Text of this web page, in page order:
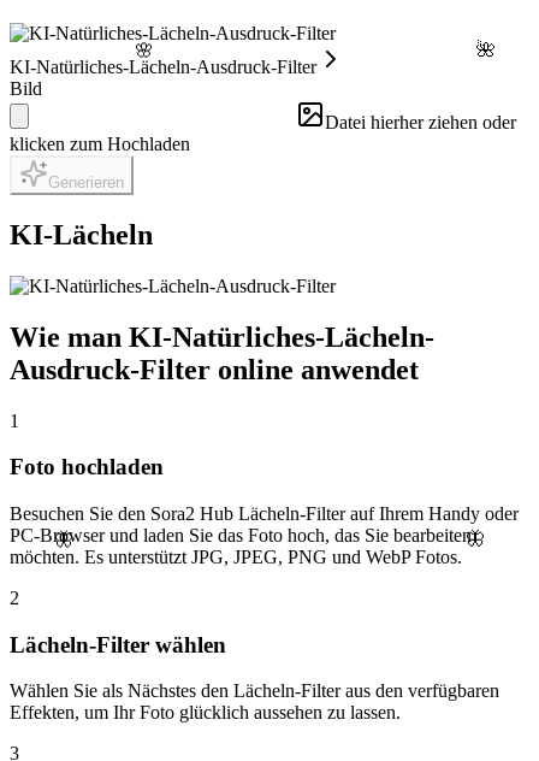
🦋
🌸
🦋
🌺
KI-Natürliches-Lächeln-Ausdruck-Filter
Bild
Datei hierher ziehen oder
klicken zum Hochladen
Generieren
KI-Lächeln
Wie man KI-Natürliches-Lächeln-
Ausdruck-Filter online anwendet
1
Foto hochladen
Besuchen Sie den Sora2 Hub Lächeln-Filter auf Ihrem Handy oder
PC-Browser und laden Sie das Foto hoch, das Sie bearbeiten
möchten. Es unterstützt JPG, JPEG, PNG und WebP Fotos.
2
Lächeln-Filter wählen
Wählen Sie als Nächstes den Lächeln-Filter aus den verfügbaren
Effekten, um Ihr Foto glücklich aussehen zu lassen.
3